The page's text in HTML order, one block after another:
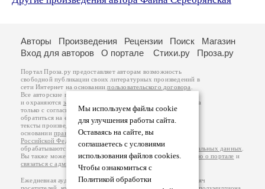
Мы используем файлы cookie
для улучшения работы сайта.
Оставаясь на сайте, вы
соглашаетесь с условиями
использования файлов cookies.
Чтобы ознакомиться с
Политикой обработки
Авторы Произведения Рецензии Поиск
Магазин
Вход для авторов
О портале Стихи.ру Проза.ру
Портал Проза.ру предоставляет авторам возможность
свободной публикации своих литературных произведений в
сети Интернет на основаниипользовательского договора
Все авторские права на произведения принадлежат авторам
и охраняются законом
. Перепечатка произведений возможна
только с согласия его автора, к которому вы можете
обратиться на его авторской странице. Ответственность за
тексты произведений авторы несут самостоятельно на
основанииправил публикацииизаконодательства
Российской Федерации
обрабатываются на основанииПолитики обработки персональных данных
Вы также можете посмотреть более подробнуюинформацию о портале и
связаться с администрацией
Ежедневная аудитория портала Проза.ру – порядка 100 тысяч